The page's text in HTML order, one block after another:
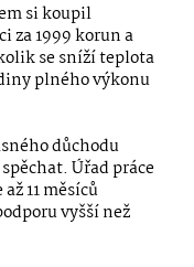
si koupil
za 1999 korun a
se sníží teplota
plného výkonu
důchodu
Úřad práce
11 měsíců
vyšší než